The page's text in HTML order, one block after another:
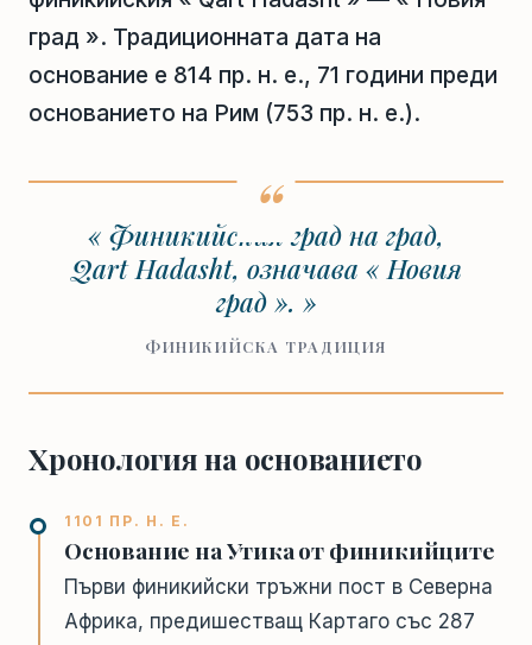
град ». Традиционната дата на
основание е 814 пр. н. е., 71 години преди
основанието на Рим (753 пр. н. е.).
« Финикийския град на град,
Qart Hadasht, означава « Новия
град ». »
ФИНИКИЙСКА ТРАДИЦИЯ
Хронология на основанието
1101 ПР. Н. Е.
Основание на Утика от финикийците
Първи финикийски тръжни пост в Северна
Африка, предишестващ Картаго със 287